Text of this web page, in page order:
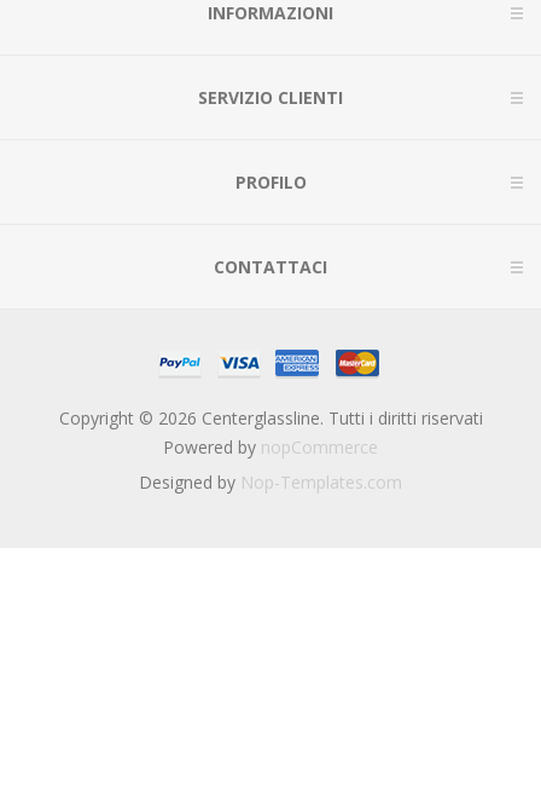
INFORMAZIONI
SERVIZIO CLIENTI
PROFILO
CONTATTACI
Copyright © 2026 Centerglassline. Tutti i diritti riservati
Powered by nopCommerce
Designed by Nop-Templates.com